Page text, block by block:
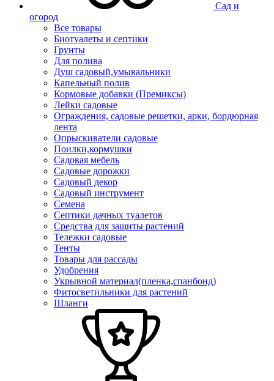
Сад и
огород
Все товары
Биотуалеты и септики
Грунты
Для полива
Душ садовый,умывальники
Капельный полив
Кормовые добавки (Премиксы)
Лейки садовые
Ограждения, садовые решетки, арки, бордюрная
лента
Опрыскиватели садовые
Поилки,кормушки
Садовая мебель
Садовые дорожки
Садовый декор
Садовый инструмент
Семена
Септики дачных туалетов
Средства для защиты растений
Тележки садовые
Тенты
Товары для рассады
Удобрения
Укрывной материал(пленка,спанбонд)
Фитосветильники для растений
Шланги